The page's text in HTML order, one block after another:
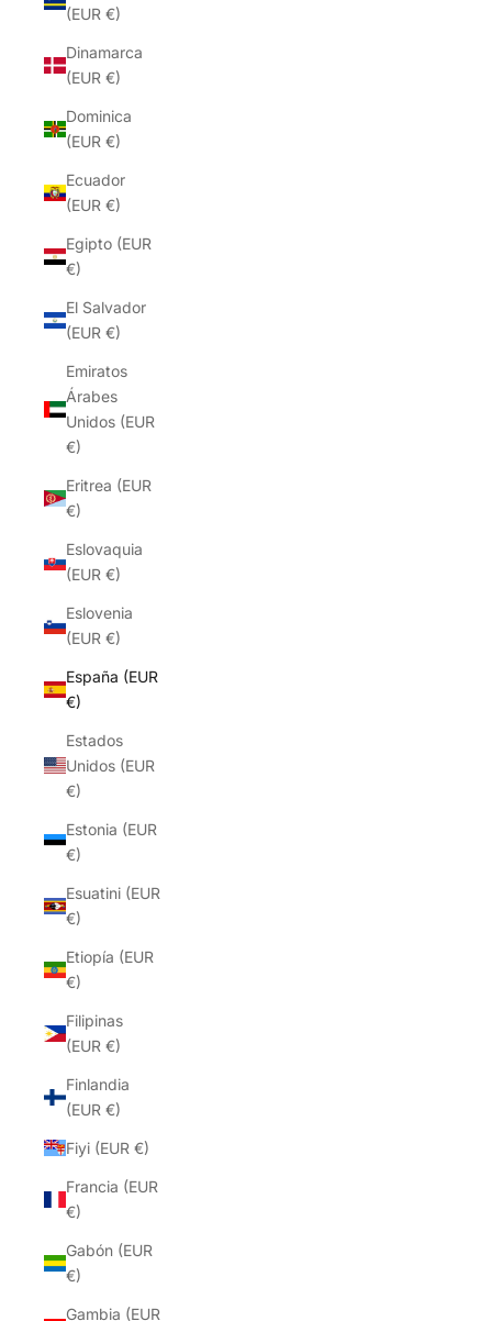
(EUR €)
Dinamarca
(EUR €)
Dominica
(EUR €)
Ecuador
(EUR €)
Egipto (EUR
€)
El Salvador
(EUR €)
Emiratos
Árabes
Unidos (EUR
€)
Eritrea (EUR
€)
Eslovaquia
(EUR €)
Eslovenia
(EUR €)
España (EUR
€)
Estados
Unidos (EUR
€)
Estonia (EUR
€)
Esuatini (EUR
€)
Etiopía (EUR
€)
Filipinas
(EUR €)
Finlandia
(EUR €)
Fiyi (EUR €)
Francia (EUR
€)
Gabón (EUR
€)
Gambia (EUR